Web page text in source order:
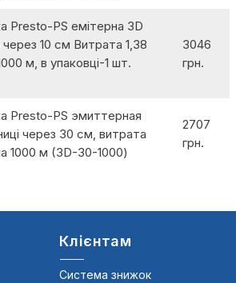
Presto-PS емітерна 3D
через 10 см Витрата 1,38
м, в упаковці-1 шт.
3046
грн.
Presto-PS эмиттерная
через 30 см, витрата
1000 м (3D-30-1000)
2707
грн.
Клієнтам
Система знижок